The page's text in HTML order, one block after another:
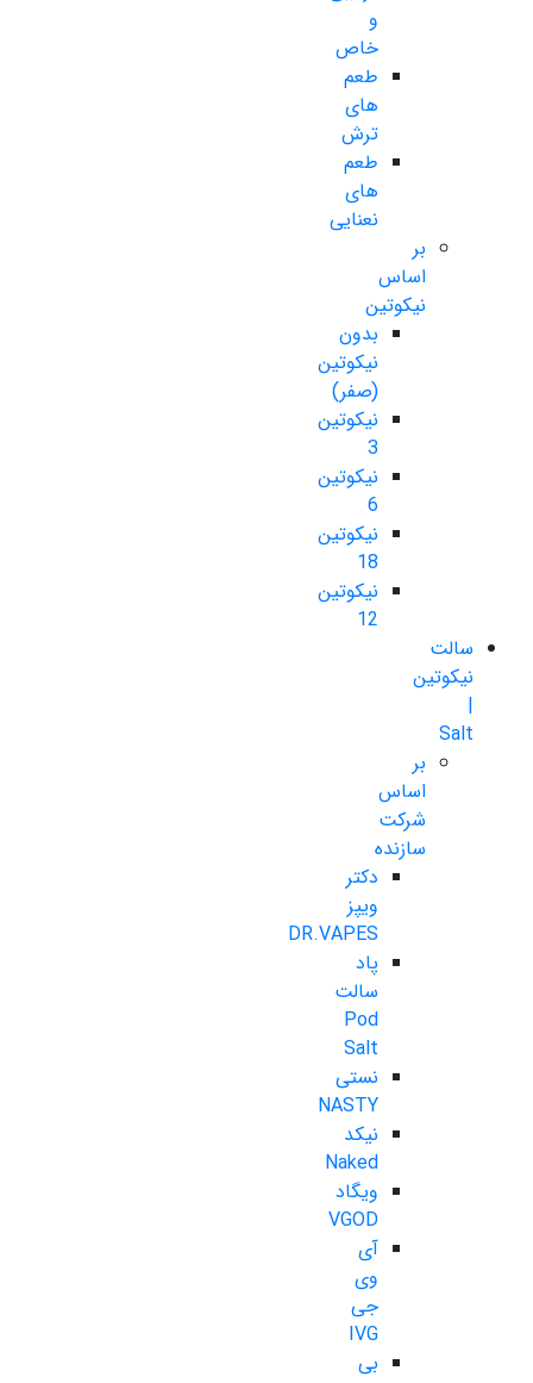
و
خاص
طعم
های
ترش
طعم
های
نعنایی
بر
اساس
نیکوتین
بدون
نیکوتین
(صفر)
نیکوتین
3
نیکوتین
6
نیکوتین
18
نیکوتین
12
سالت
نیکوتین
|
Salt
بر
اساس
شرکت
سازنده
دکتر
ویپز
DR.VAPES
پاد
سالت
Pod
Salt
نستی
NASTY
نیکد
Naked
ویگاد
VGOD
آی
وی
جی
IVG
بی